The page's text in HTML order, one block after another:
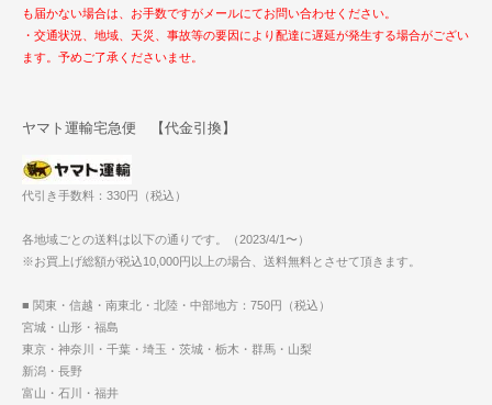
も届かない場合は、お手数ですがメールにてお問い合わせください。
・交通状況、地域、天災、事故等の要因により配達に遅延が発生する場合がござい
ます。予めご了承くださいませ。
ヤマト運輸宅急便 【代金引換】
代引き手数料：330円（税込）
各地域ごとの送料は以下の通りです。（2023/4/1〜）
※お買上げ総額が税込10,000円以上の場合、送料無料とさせて頂きます。
■ 関東・信越・南東北・北陸・中部地方：750円（税込）
宮城・山形・福島
東京・神奈川・千葉・埼玉・茨城・栃木・群馬・山梨
新潟・長野
富山・石川・福井